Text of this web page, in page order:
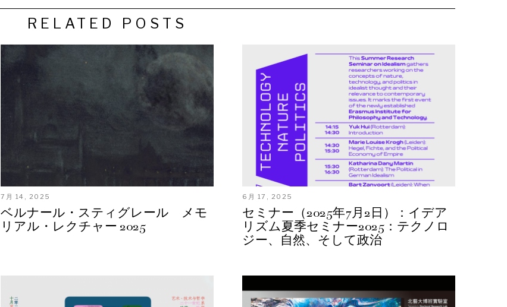
RELATED POSTS
7月 14, 2025
ベルナール・スティグレール メモ
リアル・レクチャー 2025
6月 17, 2025
セミナー（2025年7月2日）：イデア
リズム夏季セミナー2025：テクノロ
ジー、自然、そして政治